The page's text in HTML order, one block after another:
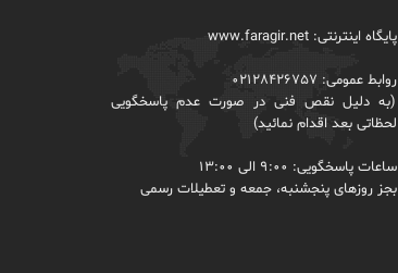
پایگاه اینترنتی: www.faragir.net
روابط عمومی: 02128426757
(به دلیل نقص فنی در صورت عدم پاسخگویی
لحظاتی بعد اقدام نمائید)
ساعات پاسخگویی: 9:00 الی 13:00
بجز روزهای پنجشنبه، جمعه و تعطیلات رسمی